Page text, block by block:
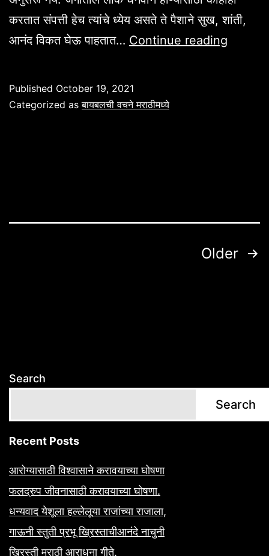
करतात संपत्ती हेच त्यांचे ध्येय असते ते पैशाने सुख, शांती,
आनंद विकत घेऊ पाहतात… Continue reading
Published October 19, 2021
Categorized asबायबलची वचने मराठीमध्ये
Older
Search
Search
Recent Posts
आरोग्यासाठी विश्वासाने करावयाच्या घोषणा
फलद्रुप जीवनासाठी करावयाच्या घोषणा.
धन्यवाद येशूला हल्लेलूया राजांच्या राजाला,
गाऊनी स्तुती प्रभू ख्रिस्ताचीआनंदे नाचुनी
ख्रिस्ती मराठी आराधना गीते.